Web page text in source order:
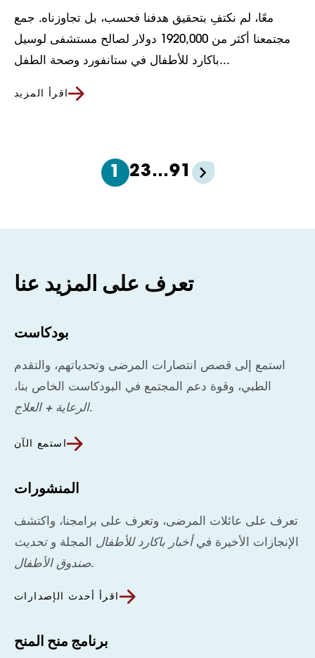
معًا، لم نكتفِ بتحقيق هدفنا فحسب، بل تجاوزناه. جمع
مجتمعنا أكثر من 1920,000 دولار لصالح مستشفى لوسيل
باكارد للأطفال في ستانفورد وصحة الطفل...
اقرأ المزيد
1 23…91
تعرف على المزيد عنا
بودكاست
استمع إلى قصص انتصارات المرضى وتحدياتهم، والتقدم
الطبي، وقوة دعم المجتمع في البودكاست الخاص بنا،
الرعاية + العلاج.
استمع الآن
المنشورات
تعرف على عائلات المرضى، وتعرف على برامجنا، واكتشف
الإنجازات الأخيرة في أخبار باكارد للأطفال المجلة وتحديث
صندوق الأطفال.
اقرأ أحدث الإصدارات
برنامج منح المنح